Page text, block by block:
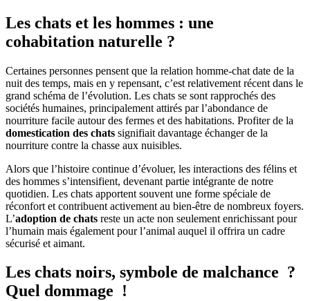
Les chats et les hommes : une
cohabitation naturelle ?
Certaines personnes pensent que la relation homme-chat date de la
nuit des temps, mais en y repensant, c’est relativement récent dans le
grand schéma de l’évolution. Les chats se sont rapprochés des
sociétés humaines, principalement attirés par l’abondance de
nourriture facile autour des fermes et des habitations. Profiter de la
domestication des chats signifiait davantage échanger de la
nourriture contre la chasse aux nuisibles.
Alors que l’histoire continue d’évoluer, les interactions des félins et
des hommes s’intensifient, devenant partie intégrante de notre
quotidien. Les chats apportent souvent une forme spéciale de
réconfort et contribuent activement au bien-être de nombreux foyers.
L’adoption de chats reste un acte non seulement enrichissant pour
l’humain mais également pour l’animal auquel il offrira un cadre
sécurisé et aimant.
Les chats noirs, symbole de malchance ?
Quel dommage !